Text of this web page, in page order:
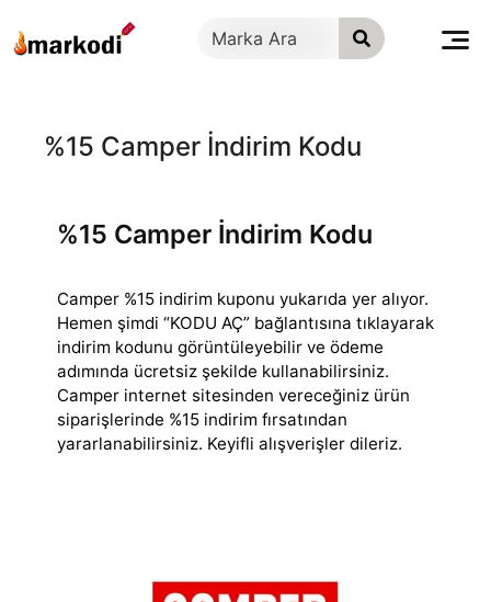
geç
%15 Camper İndirim Kodu
%15 Camper İndirim Kodu
Camper %15 indirim kuponu yukarıda yer alıyor.
Hemen şimdi “KODU AÇ” bağlantısına tıklayarak
indirim kodunu görüntüleyebilir ve ödeme
adımında ücretsiz şekilde kullanabilirsiniz.
Camper internet sitesinden vereceğiniz ürün
siparişlerinde %15 indirim fırsatından
yararlanabilirsiniz. Keyifli alışverişler dileriz.